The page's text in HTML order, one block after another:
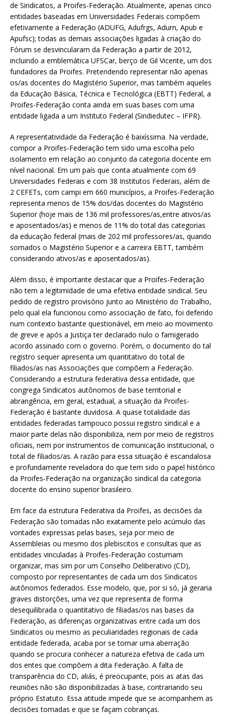
de Sindicatos, a Proifes-Federação. Atualmente, apenas cinco
entidades baseadas em Universidades Federais compõem
efetivamente a Federação (ADUFG, Adufrgs, Adurn, Apub e
Apufsc); todas as demais associações ligadas à criação do
Fórum se desvincularam da Federação a partir de 2012,
incluindo a emblemática UFSCar, berço de Gil Vicente, um dos
fundadores da Proifes. Pretendendo representar não apenas
os/as docentes do Magistério Superior, mas também aqueles
da Educação Básica, Técnica e Tecnológica (EBTT) Federal, a
Proifes-Federação conta ainda em suas bases com uma
entidade ligada a um Instituto Federal (Sindiedutec – IFPR).
A representatividade da Federação é baixíssima. Na verdade,
compor a Proifes-Federação tem sido uma escolha pelo
isolamento em relação ao conjunto da categoria docente em
nível nacional. Em um país que conta atualmente com 69
Universidades Federais e com 38 Institutos Federais, além de
2 CEFETs, com campi em 660 municípios, a Proifes-Federação
representa menos de 15% dos/das docentes do Magistério
Superior (hoje mais de 136 mil professores/as,entre ativos/as
e aposentados/as) e menos de 11% do total das categorias
da educação federal (mais de 202 mil professores/as, quando
somados o Magistério Superior e a carreira EBTT, também
considerando ativos/as e aposentados/as).
Além disso, é importante destacar que a Proifes-Federação
não tem a legitimidade de uma efetiva entidade sindical. Seu
pedido de registro provisório junto ao Ministério do Trabalho,
pelo qual ela funcionou como associação de fato, foi deferido
num contexto bastante questionável, em meio ao movimento
de greve e após a Justiça ter declarado nulo o famigerado
acordo assinado com o governo. Porém, o documento do tal
registro sequer apresenta um quantitativo do total de
filiados/as nas Associações que compõem a Federação.
Considerando a estrutura federativa dessa entidade, que
congrega Sindicatos autônomos de base territorial e
abrangência, em geral, estadual, a situação da Proifes-
Federação é bastante duvidosa. A quase totalidade das
entidades federadas tampouco possui registro sindical e a
maior parte delas não disponibiliza, nem por meio de registros
oficiais, nem por instrumentos de comunicação institucional, o
total de filiados/as. A razão para essa situação é escandalosa
e profundamente reveladora do que tem sido o papel histórico
da Proifes-Federação na organização sindical da categoria
docente do ensino superior brasileiro.
Em face da estrutura Federativa da Proifes, as decisões da
Federação são tomadas não exatamente pelo acúmulo das
vontades expressas pelas bases, seja por meio de
Assembleias ou mesmo dos plebiscitos e consultas que as
entidades vinculadas à Proifes-Federação costumam
organizar, mas sim por um Conselho Deliberativo (CD),
composto por representantes de cada um dos Sindicatos
autônomos federados. Esse modelo, que, por si só, já geraria
graves distorções, uma vez que representa de forma
desequilibrada o quantitativo de filiadas/os nas bases da
Federação, as diferenças organizativas entre cada um dos
Sindicatos ou mesmo as peculiaridades regionais de cada
entidade federada, acaba por se tornar uma aberração
quando se procura conhecer a natureza efetiva de cada um
dos entes que compõem a dita Federação. A falta de
transparência do CD, aliás, é preocupante, pois as atas das
reuniões não são disponibilizadas à base, contrariando seu
próprio Estatuto. Essa atitude impede que se acompanhem as
decisões tomadas e que se façam cobranças.